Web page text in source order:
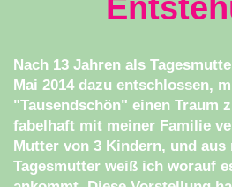
Nach 13 Jahren als
Mai 2014 dazu entschlossen,
"Tausendschön" einen Traum
fabelhaft mit meiner Familie
Mutter von 3 Kindern, und
Tagesmutter weiß ich worauf